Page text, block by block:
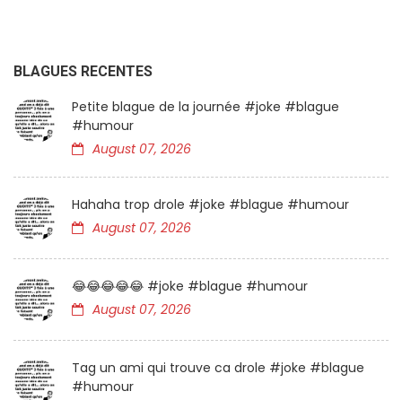
BLAGUES RECENTES
Petite blague de la journée #joke #blague
#humour
August 07, 2026
Hahaha trop drole #joke #blague #humour
August 07, 2026
😂😂😂😂😂 #joke #blague #humour
August 07, 2026
Tag un ami qui trouve ca drole #joke #blague
#humour